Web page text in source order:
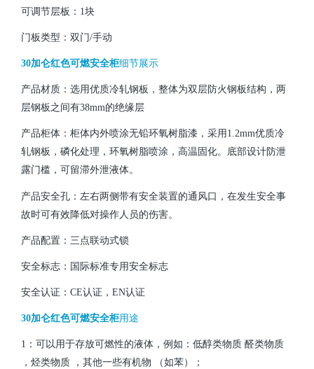
可调节层板：1块
门板类型：双门/手动
30加仑红色可燃安全柜细节展示
产品材质：选用优质冷轧钢板，整体为双层防火钢板结构，两
层钢板之间有38mm的绝缘层
产品柜体：柜体内外喷涂无铅环氧树脂漆，采用1.2mm优质冷
轧钢板，磷化处理，环氧树脂喷涂，高温固化。底部设计防泄
露门槛，可留滞外泄液体。
产品安全孔：左右两侧带有安全装置的通风口，在发生安全事
故时可有效降低对操作人员的伤害。
产品配置：三点联动式锁
安全标志：国际标准专用安全标志
安全认证：CE认证，EN认证
30加仑红色可燃安全柜用途
1：可以用于存放可燃性的液体，例如：低醇类物质 醛类物质
，烃类物质 ，其他一些有机物 （如苯）；